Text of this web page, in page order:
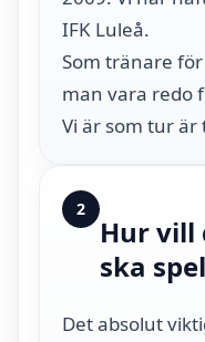
IFK Luleå.
Som tränare för
man vara redo
Vi är som tur är
2
Hur vill
ska
Det absolut